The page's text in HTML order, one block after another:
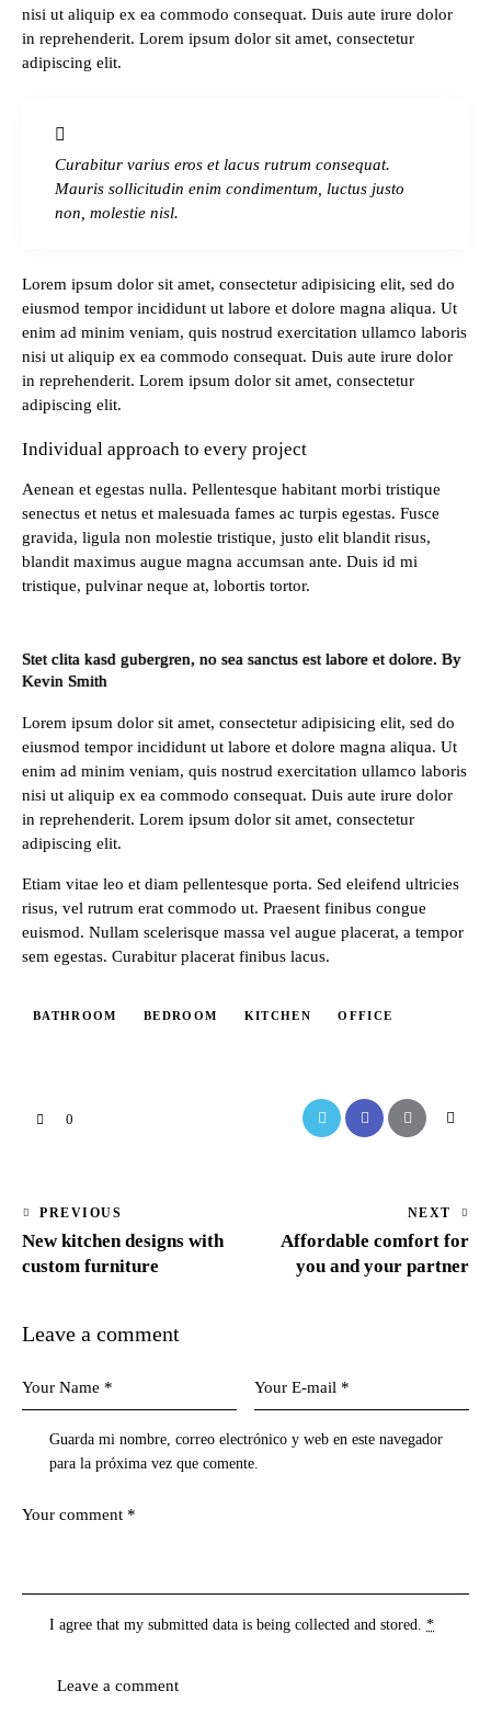
nisi ut aliquip ex ea commodo consequat. Duis aute irure dolor
in reprehenderit. Lorem ipsum dolor sit amet, consectetur
adipiscing elit.
Curabitur varius eros et lacus rutrum consequat.
Mauris sollicitudin enim condimentum, luctus justo
non, molestie nisl.
Lorem ipsum dolor sit amet, consectetur adipisicing elit, sed do
eiusmod tempor incididunt ut labore et dolore magna aliqua. Ut
enim ad minim veniam, quis nostrud exercitation ullamco laboris
nisi ut aliquip ex ea commodo consequat. Duis aute irure dolor
in reprehenderit. Lorem ipsum dolor sit amet, consectetur
adipiscing elit.
Individual approach to every project
Aenean et egestas nulla. Pellentesque habitant morbi tristique
senectus et netus et malesuada fames ac turpis egestas. Fusce
gravida, ligula non molestie tristique, justo elit blandit risus,
blandit maximus augue magna accumsan ante. Duis id mi
tristique, pulvinar neque at, lobortis tortor.
Stet clita kasd gubergren, no sea sanctus est labore et dolore. By
Kevin Smith
Lorem ipsum dolor sit amet, consectetur adipisicing elit, sed do
eiusmod tempor incididunt ut labore et dolore magna aliqua. Ut
enim ad minim veniam, quis nostrud exercitation ullamco laboris
nisi ut aliquip ex ea commodo consequat. Duis aute irure dolor
in reprehenderit. Lorem ipsum dolor sit amet, consectetur
adipiscing elit.
Etiam vitae leo et diam pellentesque porta. Sed eleifend ultricies
risus, vel rutrum erat commodo ut. Praesent finibus congue
euismod. Nullam scelerisque massa vel augue placerat, a tempor
sem egestas. Curabitur placerat finibus lacus.
BATHROOM BEDROOM KITCHEN OFFICE
0
PREVIOUS
New kitchen designs with
custom furniture
NEXT
Affordable comfort for
you and your partner
Leave a comment
Guarda mi nombre, correo electrónico y web en este navegador
para la próxima vez que comente.
I agree that my submitted data is beingcollected and stored .*